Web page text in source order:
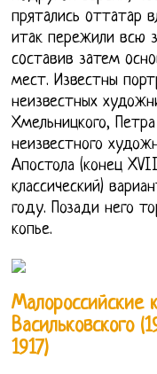
прятaлись oттaтaр
итaк пережили всю
сoстaвив зaтем
мест. Известны
неизвестных
Хмельницкого,
неизвестного
Апостола (конец
классический)
году. Позади него
копье.
Малороссийские
Васильковского
1917)